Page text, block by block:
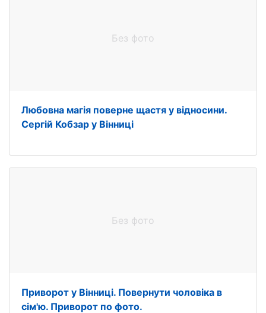
Без фото
Любовна магія поверне щастя у відносини.
Сергій Кобзар у Вінниці
Без фото
Приворот у Вінниці. Повернути чоловіка в
сім'ю. Приворот по фото.